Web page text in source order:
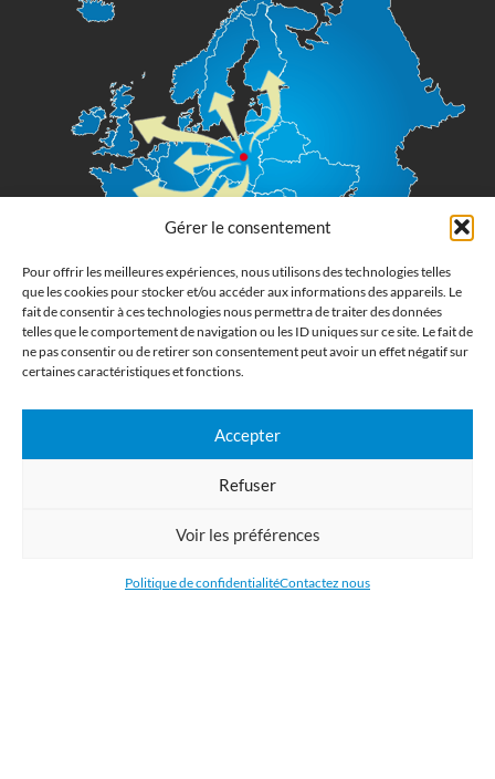
Gérer le consentement
Pour offrir les meilleures expériences, nous utilisons des technologies telles
que les cookies pour stocker et/ou accéder aux informations des appareils. Le
fait de consentir à ces technologies nous permettra de traiter des données
telles que le comportement de navigation ou les ID uniques sur ce site. Le fait de
ne pas consentir ou de retirer son consentement peut avoir un effet négatif sur
certaines caractéristiques et fonctions.
Accepter
Refuser
Voir les préférences
Politique de confidentialitéContactez nous
Imprimerie numérique grand format
Commandez en ligne l'impression de supports publicitaires pour votre
entreprise. Nous imprimons : bâche, tissu, film adhésive, drapeau,
oriflamme, affiche, étiquettes et autocollants. Nous livrons en France, en
Belgique, aux Pays-Bas et au Luxembourg et dans la plupart des pays de